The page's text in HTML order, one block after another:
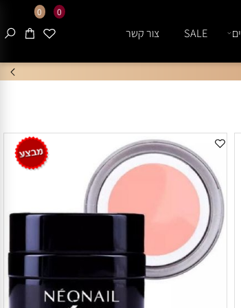
0 0
SALE צור קשר